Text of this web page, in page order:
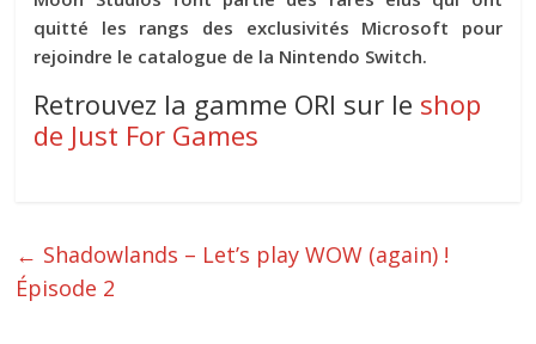
quitté les rangs des exclusivités Microsoft pour
rejoindre le catalogue de la Nintendo Switch.
Retrouvez la gamme ORI sur le shop
de Just For Games
← Shadowlands – Let’s play WOW (again) !
Épisode 2